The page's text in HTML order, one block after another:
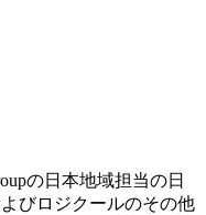
の日本地域担当の日
びロジクールのその他